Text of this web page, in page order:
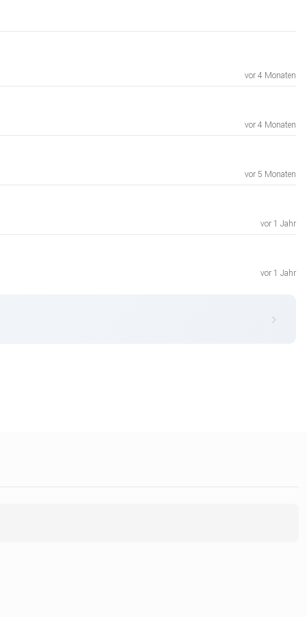
vor 4 Monaten
vor 4 Monaten
vor 5 Monaten
vor 1 Jahr
vor 1 Jahr